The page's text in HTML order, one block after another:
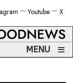
X
Youtube
MENU ≡